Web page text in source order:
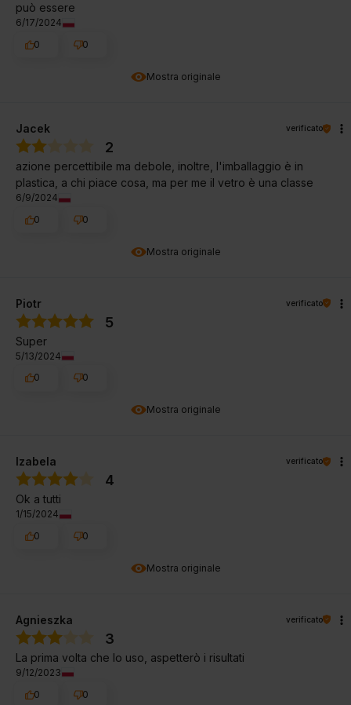
Mostra originale
può essere
6/17/2024
0
0
Mostra originale
Jacek verificato
2
azione percettibile ma debole, inoltre, l'imballaggio è in
plastica, a chi piace cosa, ma per me il vetro è una classe
6/9/2024
0
0
Mostra originale
Piotr verificato
5
Super
5/13/2024
0
0
Mostra originale
Izabela verificato
4
Ok a tutti
1/15/2024
0
0
Agnieszka verificato
3
La prima volta che lo uso, aspetterò i risultati
9/12/2023
0
0